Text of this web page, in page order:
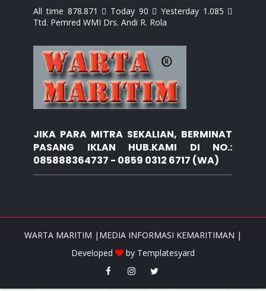
All time 878.871  Today 90  Yesterday 1.085 
Ttd. Pemred WMI Drs. Andi R. Rola
JIKA PARA MITRA SEKALIAN, BERMINAT
PASANG IKLAN HUB.KAMI DI NO.:
085888364737 - 0859 0312 6717 (WA)
WARTA MARITIM |MEDIA INFORMASI KEMARITIMAN |
Developed
by Templatesyard